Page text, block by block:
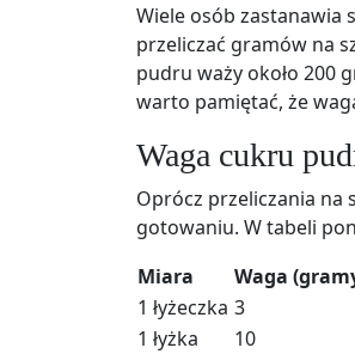
Wiele osób zastanawia
przeliczać gramów na
pudru waży około 200
warto pamiętać, że
Waga cukru
Oprócz przeliczania na
gotowaniu. W tabeli
Miara
Waga
1 łyżeczka 3
1 łyżka
10